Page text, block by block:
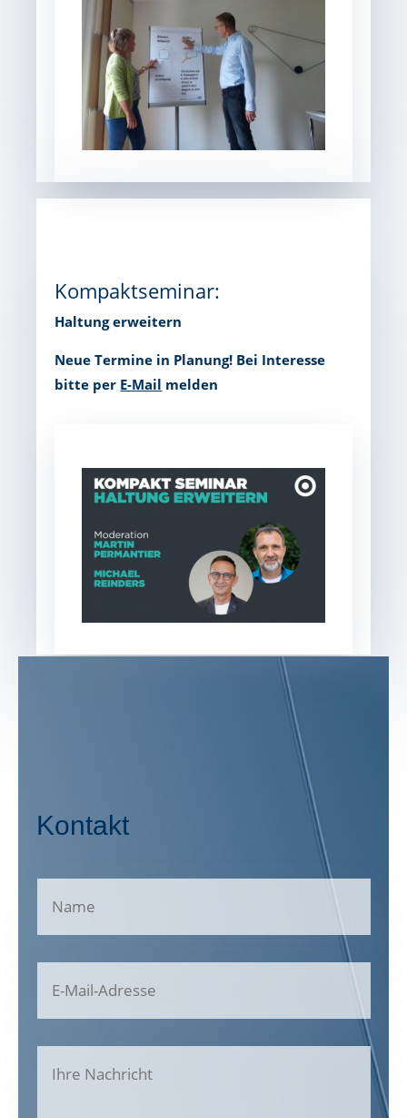
Kompaktseminar:
Haltung erweitern
Neue Termine in Planung! Bei Interesse
bitte per E-Mail melden
Kontakt